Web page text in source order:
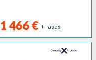
1 466 € +Tasas